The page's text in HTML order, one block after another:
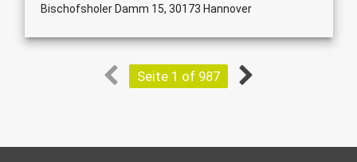
Bischofsholer Damm 15, 30173 Hannover
Seite 1 of 987